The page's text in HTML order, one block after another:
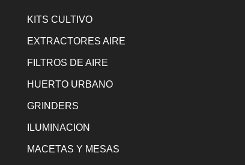
KITS CULTIVO
EXTRACTORES AIRE
FILTROS DE AIRE
HUERTO URBANO
GRINDERS
ILUMINACION
MACETAS Y MESAS